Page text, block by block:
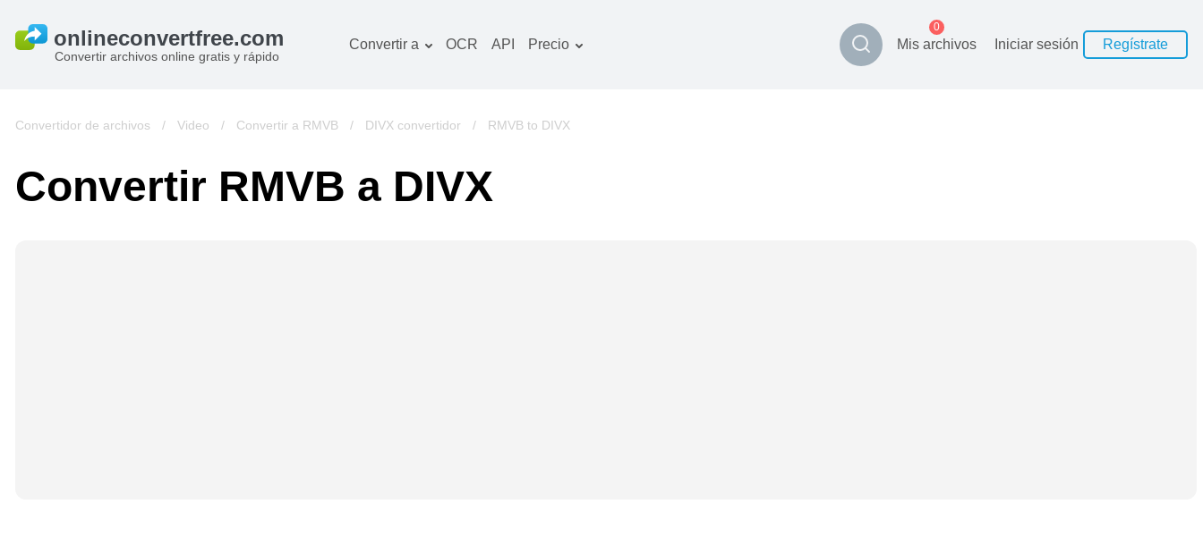
Convertir archivos online gratis y rápido
Convertir a
Imagines convertidor
Libros convertidor
OCR API Precio Mis archivos
0
Iniciar sesión Regístrate
Convertidor de archivos / Video / Convertir a RMVB / DIVX convertidor / RMVB to DIVX
Convertir RMVB a DIVX